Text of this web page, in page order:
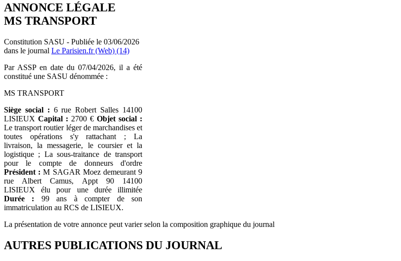
ANNONCE LÉGALE
MS TRANSPORT
Constitution SASU - Publiée le 03/06/2026
dans le journal Le Parisien.fr (Web) (14)
Par ASSP en date du 07/04/2026, il a été
constitué une SASU dénommée :
MS TRANSPORT
Siège social : 6 rue Robert Salles 14100
LISIEUX Capital : 2700 € Objet social :
Le transport routier léger de marchandises et
toutes opérations s'y rattachant ; La
livraison, la messagerie, le coursier et la
logistique ; La sous-traitance de transport
pour le compte de donneurs d'ordre
Président : M SAGAR Moez demeurant 9
rue Albert Camus, Appt 90 14100
LISIEUX élu pour une durée illimitée
Durée : 99 ans à compter de son
immatriculation au RCS de LISIEUX.
La présentation de votre annonce peut varier selon la composition graphique du journal
AUTRES PUBLICATIONS DU JOURNAL